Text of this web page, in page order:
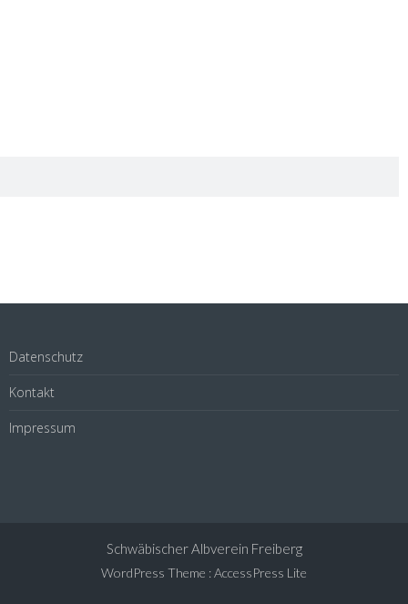
Datenschutz
Kontakt
Impressum
Schwäbischer Albverein Freiberg
WordPress Theme :AccessPress Lite